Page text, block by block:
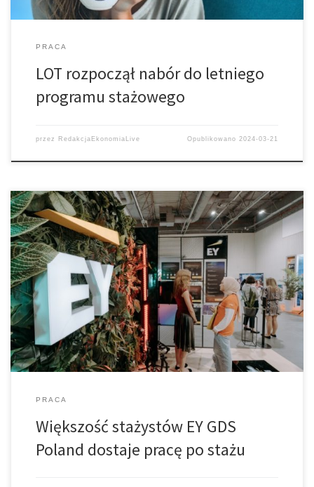
PRACA
LOT rozpoczął nabór do letniego
programu stażowego
przez RedakcjaEkonomiaLive Opublikowano2024-03-21
Sieć centrów kompetencyjnych rusza z nową rekrutacją. Tym
razem 52 osoby mają szansę na karierę w IT, finansach i
zarządzaniu projektami
PRACA
Większość stażystów EY GDS
Poland dostaje pracę po stażu